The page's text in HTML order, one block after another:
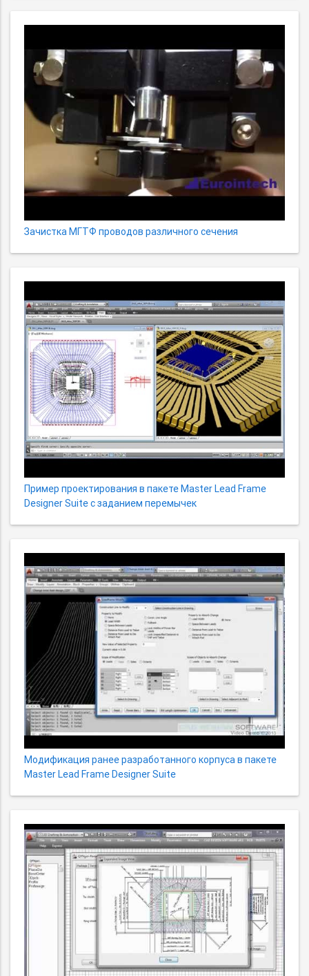
Зачистка МГТФ проводов различного сечения
Пример проектирования в пакете Master Lead Frame
Designer Suite с заданием перемычек
Модификация ранее разработанного корпуса в пакете
Master Lead Frame Designer Suite